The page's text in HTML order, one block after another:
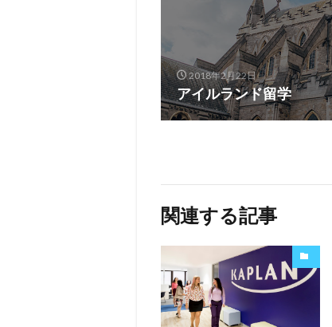
2018年2月22日
アイルランド留学
関連する記事